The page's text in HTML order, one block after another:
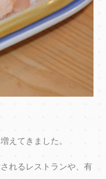
えてきました。
れるレストランや、有